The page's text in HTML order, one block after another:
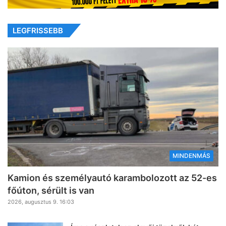
LEGFRISSEBB
MINDENMÁS
Kamion és személyautó karambolozott az 52-es
főúton, sérült is van
2026, augusztus 9. 16:03